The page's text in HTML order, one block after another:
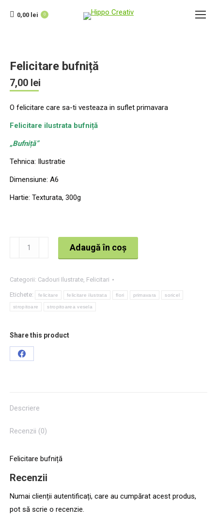
0,00 lei 0
Felicitare bufniță
7,00 lei
O felicitare care sa-ti vesteaza in suflet primavara
Felicitare ilustrata bufniță
„Bufniță”
Tehnica: Ilustratie
Dimensiune: A6
Hartie: Texturata, 300g
Cantitate
Adaugă în coș
Categorii: Cadouri Ilustrate, Felicitari
Etichete: felicitare felicitare ilustrata flori primavara soricel
stropitoare stropitoarea vesela
Share this product
Share
Descriere
Recenzii (0)
Felicitare bufniță
Recenzii
Numai clienții autentificați, care au cumpărat acest produs,
pot să scrie o recenzie.